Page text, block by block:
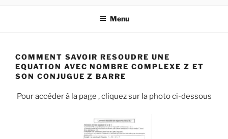
Menu
COMMENT SAVOIR RESOUDRE UNE
EQUATION AVEC NOMBRE COMPLEXE Z ET
SON CONJUGUE Z BARRE
Pour accéder à la page , cliquez sur la photo ci-dessous